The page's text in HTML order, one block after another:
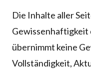
Die Inhalte aller
übernimmt keine
Vollständigkeit,